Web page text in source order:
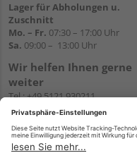
Lager für Abholungen u.
Zuschnitt
Mo. – Fr. 07:30 – 17:00 Uhr
Sa. 09:00 – 13:00 Uhr
Wir helfen Ihnen gerne
weiter
Tel.:+49 5121 930211
E-Mail:holzlandshop@holzland-
Newsletter